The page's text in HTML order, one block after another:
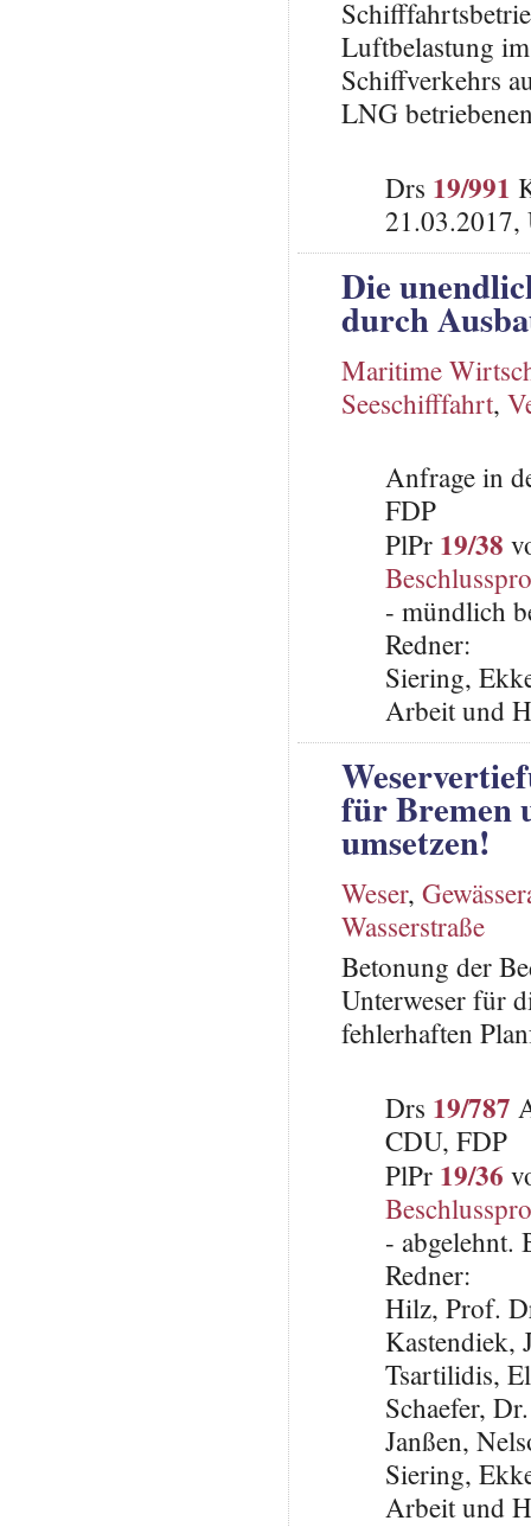
Luftbelastung
Schiffverkehrs
LNG
Drs 19/991
21.03.2017,
Die
durch
Maritime
Seeschifffahrt,
Anfrage in
FDP
PlPr 19/38
- mündlich
Redner:
Siering,
Arbeit und
für Bremen
umsetzen!
Weser,
Wasserstraße
Betonung der
Unterweser für
fehlerhaften
Drs 19/787
CDU, FDP
PlPr 19/36
- abgelehnt.
Redner:
Hilz, Prof.
Kastendiek,
Tsartilidis,
Schaefer,
Janßen,
Siering,
Arbeit und